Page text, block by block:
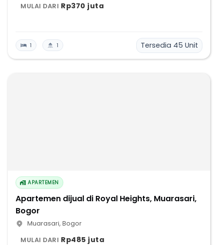
MULAI DARI Rp370 juta
1 1 Tersedia 45 Unit
APARTEMEN
Apartemen dijual di Royal Heights, Muarasari,
Bogor
Muarasari, Bogor
MULAI DARI Rp485 juta